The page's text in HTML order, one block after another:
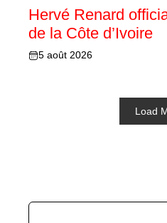
Hervé Renard
de la Côte d’Ivoire
5 août 2026
Load